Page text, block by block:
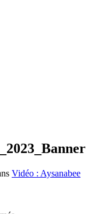
Vidéo : Aysanabee